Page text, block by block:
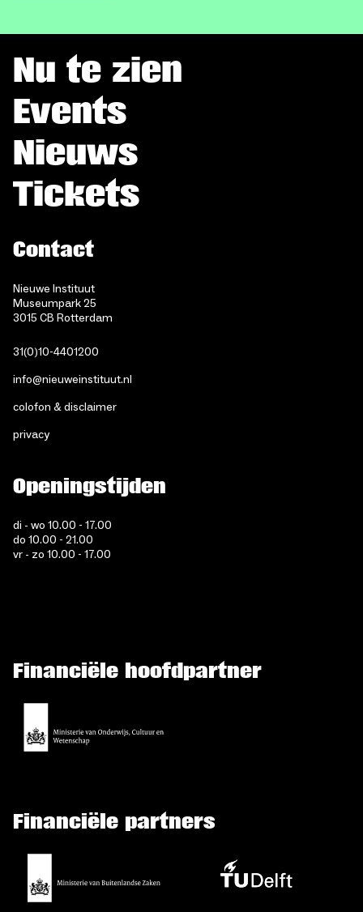
Nu te zien
Events
Nieuws
Tickets
Contact
Nieuwe Instituut
Museumpark 25
3015 CB Rotterdam
31(0)10-4401200
info@nieuweinstituut.nl
colofon & disclaimer
privacy
Openingstijden
di - wo 10.00 - 17.00
do 10.00 - 21.00
vr - zo 10.00 - 17.00
Financiële hoofdpartner
Financiële partners